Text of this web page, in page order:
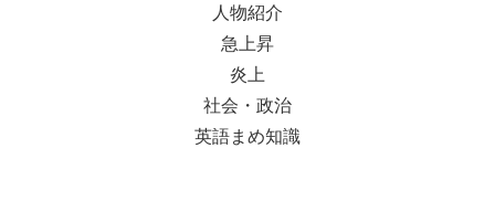
人物紹介
急上昇
炎上
社会・政治
英語まめ知識